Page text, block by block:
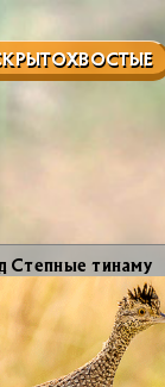
Степ­ные ти­на­му